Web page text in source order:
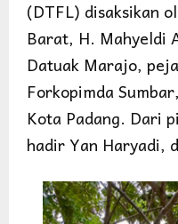
(DTFL) disaksikan
Barat, H. Mahyeldi
Datuak Marajo,
Forkopimda
Kota Padang. Dari
hadir Yan Haryadi,